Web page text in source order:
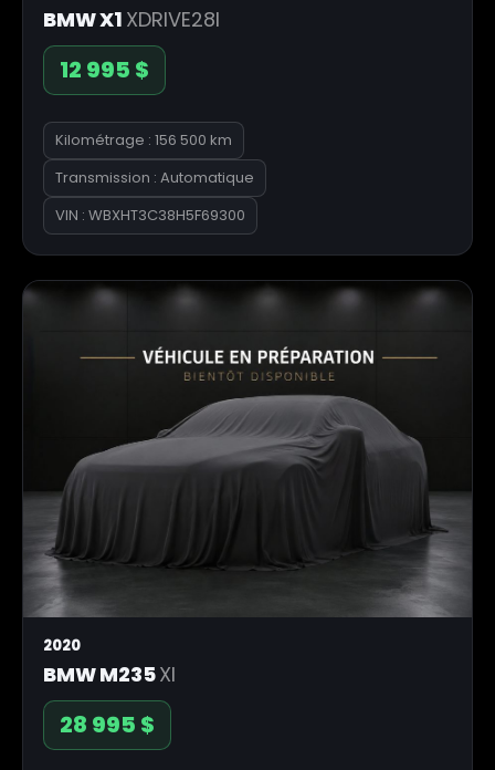
BMW X1 XDRIVE28I
12 995 $
Kilométrage : 156 500 km
Transmission : Automatique
VIN : WBXHT3C38H5F69300
2020
BMW M235XI
28 995 $